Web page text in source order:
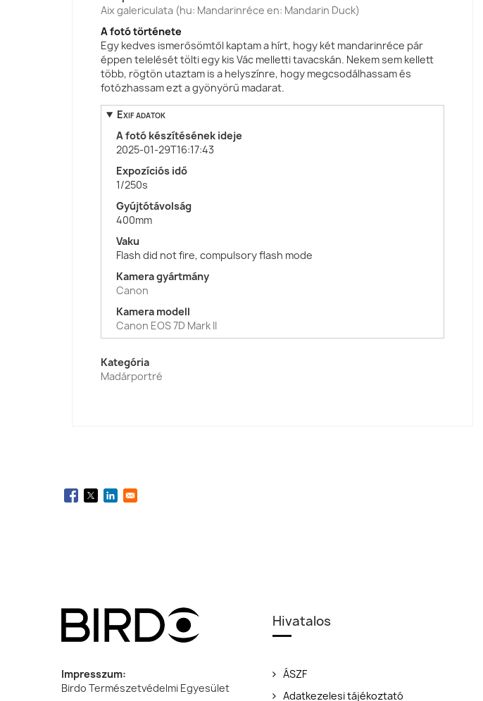
Aix galericulata (hu: Mandarinréce en: Mandarin Duck)
A fotó története
Egy kedves ismerősömtől kaptam a hírt, hogy két mandarinréce pár
éppen telelését tölti egy kis Vác melletti tavacskán. Nekem sem kellett
több, rögtön utaztam is a helyszínre, hogy megcsodálhassam és
fotózhassam ezt a gyönyörű madarat.
Exif adatok
A fotó készítésének ideje
2025-01-29T16:17:43
Expozíciós idő
1/250s
Gyújtótávolság
400mm
Vaku
Flash did not fire, compulsory flash mode
Kamera gyártmány
Canon
Kamera modell
Canon EOS 7D Mark II
Kategória
Madárportré
Impresszum:
Birdo Természetvédelmi Egyesület
Hivatalos
ÁSZF
Adatkezelesi tájékoztató